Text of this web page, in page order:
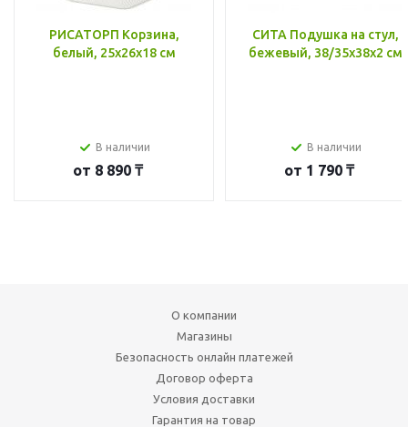
РИСАТОРП Корзина,
белый, 25x26x18 см
В наличии
от 8 890 ₸
СИТА Подушка на стул,
бежевый, 38/35x38x2 см
В наличии
от 1 790 ₸
О компании
Магазины
Безопасность онлайн платежей
Договор оферта
Условия доставки
Гарантия на товар